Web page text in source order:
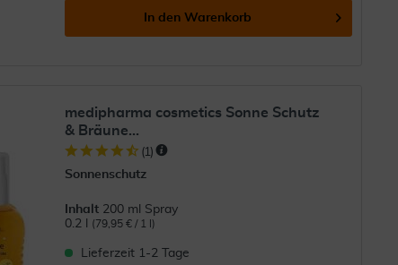
In den Warenkorb
medipharma cosmetics Sonne Schutz
& Bräune...
(1)
Sonnenschutz
Inhalt 200 ml Spray
0.2 l
(79,95 € / 1 l)
Lieferzeit 1-2 Tage